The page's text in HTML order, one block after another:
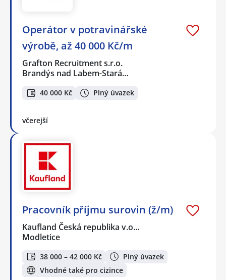
Operátor v potravinářské
výrobě, až 40 000 Kč/m
Grafton Recruitment s.r.o.
Brandýs nad Labem-Stará…
40 000 Kč Plný úvazek
včerejší
Pracovník příjmu surovin (ž/m)
Kaufland Česká republika v.o…
Modletice
38 000 – 42 000 Kč
Plný úvazek
Vhodné také pro cizince